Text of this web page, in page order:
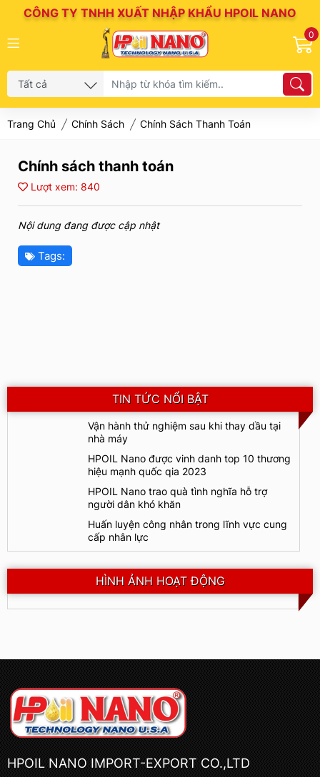
CÔNG TY TNHH XUẤT NHẬP KHẨU HPOIL NANO
0
Trang Chủ Chính Sách Chính Sách Thanh Toán
Chính sách thanh toán
Lượt xem: 840
Nội dung đang được cập nhật
Tags:
TIN TỨC NỔI BẬT
Vận hành thử nghiệm sau khi thay dầu tại
nhà máy
HPOIL Nano được vinh danh top 10 thương
hiệu mạnh quốc qia 2023
HPOIL Nano trao quà tình nghĩa hỗ trợ
người dân khó khăn
Huấn luyện công nhân trong lĩnh vực cung
cấp nhân lực
HÌNH ẢNH HOẠT ĐỘNG
HPOIL NANO IMPORT-EXPORT CO.,LTD